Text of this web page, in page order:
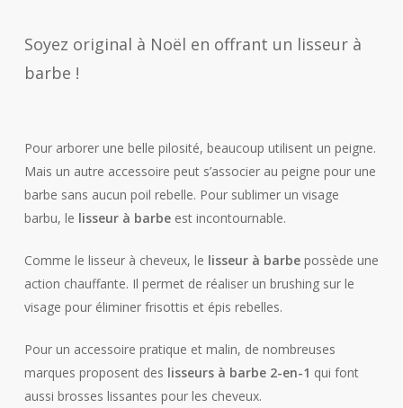
Soyez original à Noël en offrant un lisseur à
barbe !
Pour arborer une belle pilosité, beaucoup utilisent un peigne.
Mais un autre accessoire peut s’associer au peigne pour une
barbe sans aucun poil rebelle. Pour sublimer un visage
barbu, le lisseur à barbeest incontournable.
Comme le lisseur à cheveux, le lisseur à barbepossède une
action chauffante. Il permet de réaliser un brushing sur le
visage pour éliminer frisottis et épis rebelles.
Pour un accessoire pratique et malin, de nombreuses
marques proposent des lisseurs à barbe 2-en-1 qui font
aussi brosses lissantes pour les cheveux.